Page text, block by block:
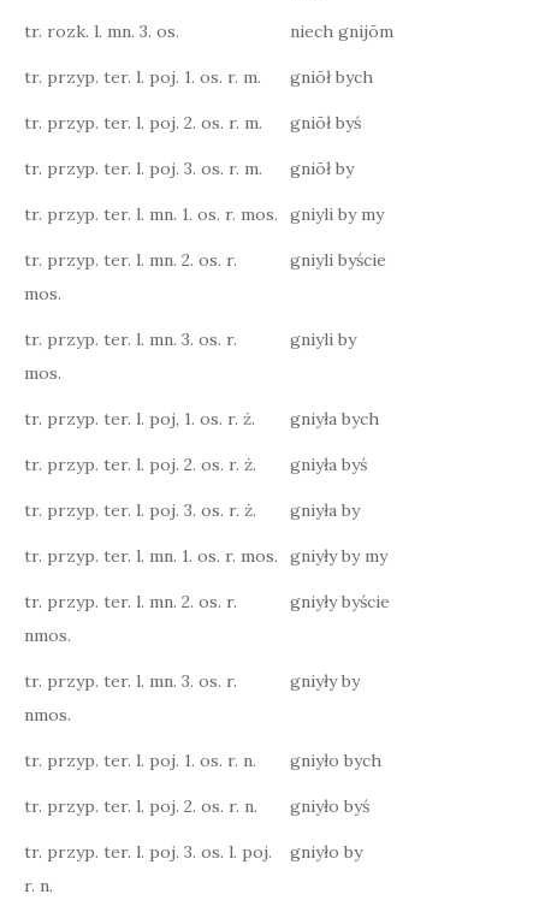
tr. rozk. l. mn. 3. os. niech gnijōm
tr. przyp. ter. l. poj. 1. os. r. m. gniōł bych
tr. przyp. ter. l. poj. 2. os. r. m. gniōł byś
tr. przyp. ter. l. poj. 3. os. r. m. gniōł by
tr. przyp. ter. l. mn. 1. os. r. mos. gniyli by my
tr. przyp. ter. l. mn. 2. os. r.
mos.
gniyli byście
tr. przyp. ter. l. mn. 3. os. r.
mos.
gniyli by
tr. przyp. ter. l. poj, 1. os. r. ż. gniyła bych
tr. przyp. ter. l. poj. 2. os. r. ż. gniyła byś
tr. przyp. ter. l. poj. 3. os. r. ż. gniyła by
tr. przyp. ter. l. mn. 1. os. r. mos. gniyły by my
tr. przyp. ter. l. mn. 2. os. r.
nmos.
gniyły byście
tr. przyp. ter. l. mn. 3. os. r.
nmos.
gniyły by
tr. przyp. ter. l. poj. 1. os. r. n. gniyło bych
tr. przyp. ter. l. poj. 2. os. r. n. gniyło byś
tr. przyp. ter. l. poj. 3. os. l. poj.
r. n.
gniyło by